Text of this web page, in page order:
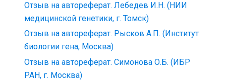
Отзыв на автореферат. Лебедев И.Н. (НИИ
медицинской генетики, г. Томск)
Отзыв на автореферат. Рысков А.П. (Институт
биологии гена, Москва)
Отзыв на автореферат. Симонова О.Б. (ИБР
РАН, г. Москва)